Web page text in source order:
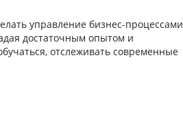
управление бизнес-процессами
достаточным опытом и
отслеживать современные